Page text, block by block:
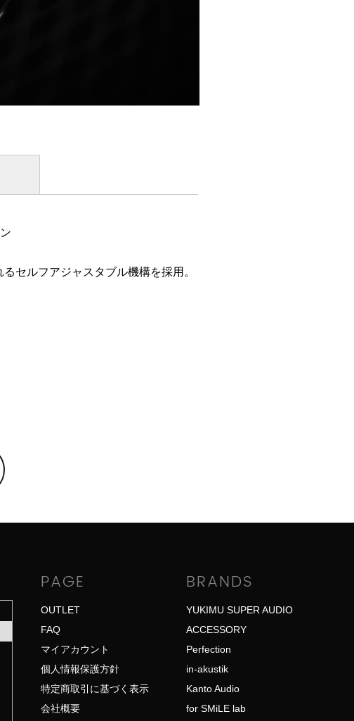
セルフアジャスタブル機構を採用。
PAGE
OUTLET
FAQ
マイアカウント
個人情報保護方針
特定商取引に基づく表示
会社概要
BRANDS
YUKIMU SUPER AUDIO
ACCESSORY
Perfection
in-akustik
Kanto Audio
for SMiLE lab